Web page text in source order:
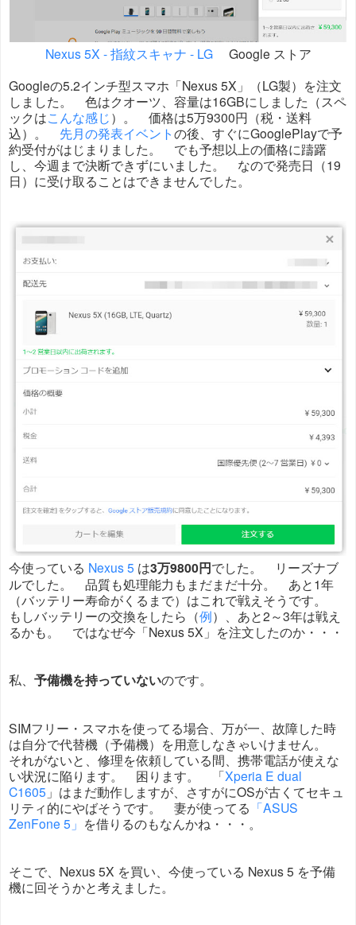
Nexus 5X - 指紋スキャナ - LGGoogle ストア
Googleの5.2インチ型スマホ「Nexus 5X」（LG製）を注文
しました。 色はクオーツ、容量は16GBにしました（スペ
ックはこんな感じ）。 価格は5万9300円（税・送料
込）。 先月の発表イベントの後、すぐにGooglePlayで予
約受付がはじまりました。 でも予想以上の価格に躊躇
し、今週まで決断できずにいました。 なので発売日（19
日）に受け取ることはできませんでした。
今使っている Nexus 5 は3万9800円でした。 リーズナブ
ルでした。 品質も処理能力もまだまだ十分。 あと1年
（バッテリー寿命がくるまで）はこれで戦えそうです。
もしバッテリーの交換をしたら（例）、あと2～3年は戦え
るかも。 ではなぜ今「Nexus 5X」を注文したのか・・・
私、 予備機を持っていないのです。
SIMフリー・スマホを使ってる場合、万が一、故障した時
は自分で代替機（予備機）を用意しなきゃいけません。
それがないと、修理を依頼している間、携帯電話が使えな
い状況に陥ります。 困ります。 「Xperia E dual
C1605 」はまだ動作しますが、さすがにOSが古くてセキュ
リティ的にやばそうです。 妻が使ってる 「ASUS
ZenFone 5」 を借りるのもなんかね・・・。
そこで、Nexus 5X を買い、今使っている Nexus 5 を予備
機に回そうかと考えました。